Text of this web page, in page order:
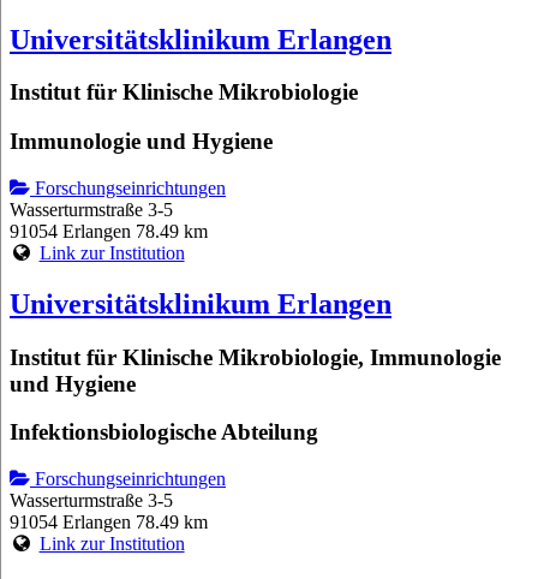
Universitätsklinikum Erlangen
Institut für Klinische Mikrobiologie
Immunologie und Hygiene
Forschungseinrichtungen
Wasserturmstraße 3-5
91054 Erlangen 78.49 km
Link zur Institution
Universitätsklinikum Erlangen
Institut für Klinische Mikrobiologie, Immunologie
und Hygiene
Infektionsbiologische Abteilung
Forschungseinrichtungen
Wasserturmstraße 3-5
91054 Erlangen 78.49 km
Link zur Institution